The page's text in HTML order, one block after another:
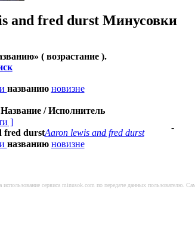
and fred durst Минусовки
» ( возрастание ).
названию новизне
Название / Исполнитель
]
fred durstAaron lewis and fred durst
-
названию новизне
использование сервиса minusok.com по передаче данных пользователю.